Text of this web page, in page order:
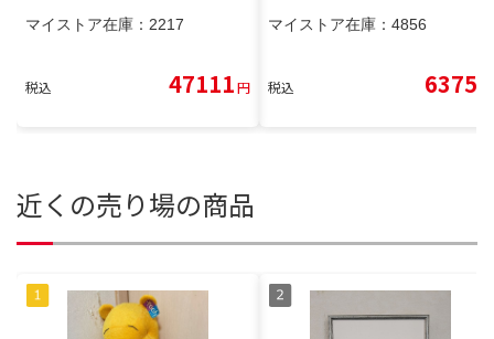
マイストア在庫： 2217
税込 47111円
マイストア在庫： 4856
税込 6375
近くの売り場の商品